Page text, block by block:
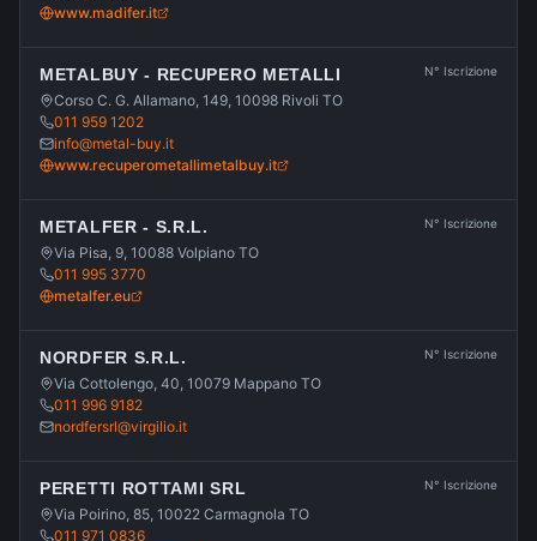
www.madifer.it
METALBUY - RECUPERO METALLI
Corso C. G. Allamano, 149, 10098 Rivoli TO
011 959 1202
info@metal-buy.it
www.recuperometallimetalbuy.it
N° Iscrizione
METALFER - S.R.L.
Via Pisa, 9, 10088 Volpiano TO
011 995 3770
metalfer.eu
N° Iscrizione
NORDFER S.R.L.
Via Cottolengo, 40, 10079 Mappano TO
011 996 9182
nordfersrl@virgilio.it
N° Iscrizione
PERETTI ROTTAMI SRL
Via Poirino, 85, 10022 Carmagnola TO
011 971 0836
N° Iscrizione